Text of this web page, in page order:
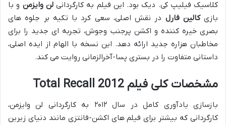
کلاسیک فیلیپ کی. دیک بود. این فیلم به کارگردانیلن وایزمن و با
بازیکالین فارل در نقش اصلی، سعی کرد با تکیه بر جلوه های
بصری خیره کننده و اکشن پرجنب وجوش، تجربه ای جدید را برای
مخاطبان هزاره جدید ارائه دهد. این نسخه با الهام از ایده اصلی،
داستانی متفاوت را در بستری پسا-آخرالزمانی روایت می کند.
مشخصات کلی فیلم Total Recall 2012
بازسازی یادآوری کامل در سال ۲۰۱۲ به کارگردانی لن وایزمن،
کارگردانی که بیشتر برای فیلم های اکشن-فانتزی مانند دنیای زیرین